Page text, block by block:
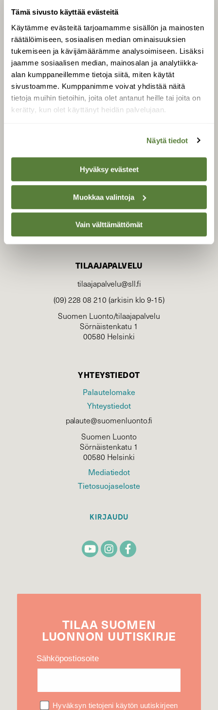
Tämä sivusto käyttää evästeitä
Käytämme evästeitä tarjoamamme sisällön ja mainosten
räätälöimiseen, sosiaalisen median ominaisuuksien
tukemiseen ja kävijämäärämme analysoimiseen. Lisäksi
jaamme sosiaalisen median, mainosalan ja analytiikka-
alan kumppaneillemme tietoja siitä, miten käytät
sivustoamme. Kumppanimme voivat yhdistää näitä
tietoja muihin tietoihin, joita olet antanut heille tai joita on
kerätty, kun olet käyttänyt heidän palvelujaan.
Näytä tiedot
Hyväksy evästeet
Muokkaa valintoja
Vain välttämättömät
Tilaa digilukuoikeus
Äänestä parasta juttua
Tilaa uutiskirje
SUOMEN LUONNON­
SUOJELU­LIITTO
Suomen Luonto -lehden
luonnonsuojelu­liitto.
TILAAJAPALVELU
tilaajapalvelu@sll.fi
(09) 228 08 210 (arkisin klo 9-15)
Suomen Luonto/tilaajapalvelu
Sörnäistenkatu 1
00580 Helsinki
YHTEYSTIEDOT
Palautelomake
Yhteystiedot
palaute@suomenluonto.fi
Suomen Luonto
Sörnäistenkatu 1
00580 Helsinki
Mediatiedot
Tietosuojaseloste
KIRJAUDU
TILAA SUOMEN
LUONNON UUTIS­KIRJE
Sähköpostiosoite
Hyväksyn tietojeni käytön uutiskirjeen